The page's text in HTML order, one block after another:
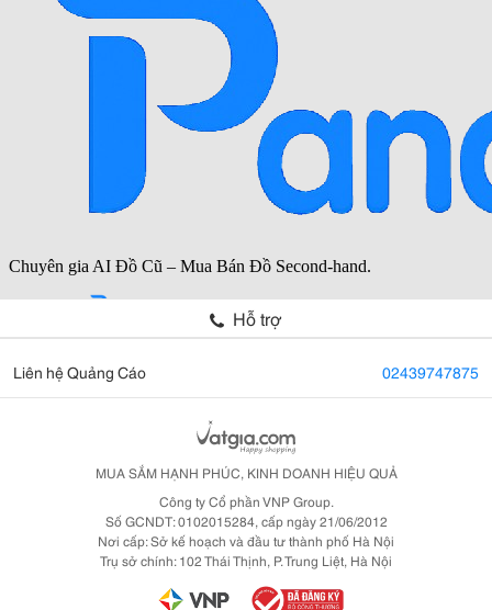
Hỗ trợ
Liên hệ Quảng Cáo 02439747875
MUA SẮM HẠNH PHÚC, KINH DOANH HIỆU QUẢ
Công ty Cổ phần VNP Group.
Số GCNDT: 0102015284, cấp ngày 21/06/2012
Nơi cấp: Sở kế hoạch và đầu tư thành phố Hà Nội
Trụ sở chính: 102 Thái Thịnh, P. Trung Liệt, Hà Nội